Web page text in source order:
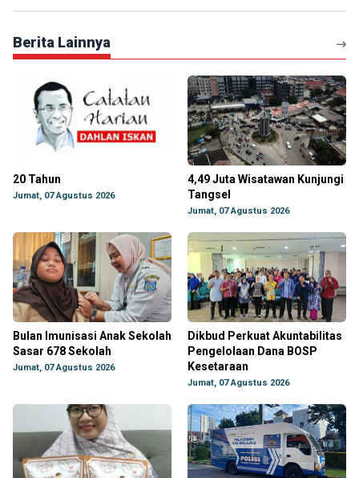
Berita Lainnya
20 Tahun
Jumat, 07 Agustus 2026
4,49 Juta Wisatawan Kunjungi
Tangsel
Jumat, 07 Agustus 2026
Bulan Imunisasi Anak Sekolah
Sasar 678 Sekolah
Jumat, 07 Agustus 2026
Dikbud Perkuat Akuntabilitas
Pengelolaan Dana BOSP
Kesetaraan
Jumat, 07 Agustus 2026